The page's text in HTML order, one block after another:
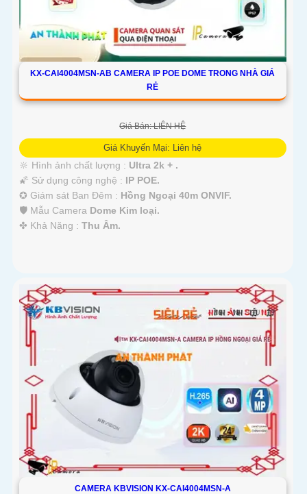
KX-CAI4004MSN-AB CAMERA IP POE DOME TRONG NHÀ GIÁ
RẺ
Giá Bán: LIÊN HỆ
Giá Khuyến Mại: Liên hệ
🔆 Hình ảnh chất lượng : Ultra 2k + .
🌠 Sử dụng công nghệ : IP POE.
✪ Giám sát Ban Đêm : Hồng Ngoại 40m ONVIF.
🛡 Mẫu Camera Dome Kim loại.
️✤ Khả Năng : Thu Âm.
CAMERA KBVISION KX-CAI4004MSN-A